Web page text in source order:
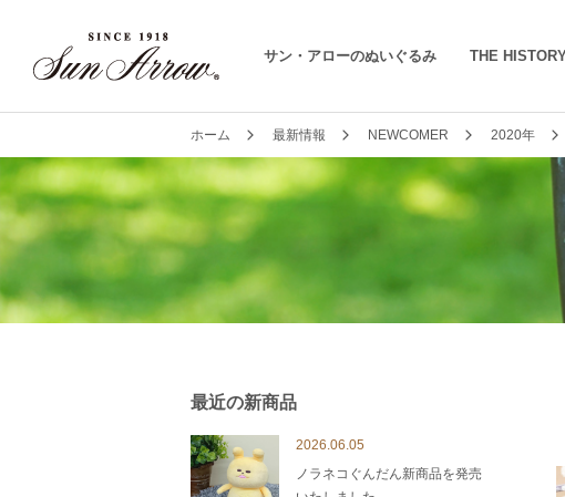
サン・アローのぬいぐるみ THE
ホーム 最新情報 NEWCOMER 2020年
最近の新商品
2026.06.05
ノラネコぐんだん新商品を発売